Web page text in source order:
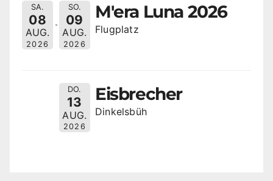
SA.
08
AUG.
2026
SO.
09
AUG.
2026
M'era Luna 2026
Flugplatz
DO.
13
AUG.
2026
Eisbrecher
Dinkelsbüh